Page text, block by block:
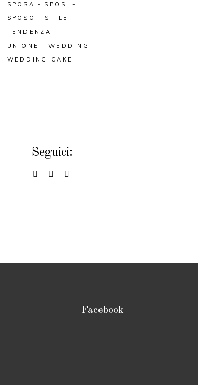
SPOSA
SPOSI
SPOSO
STILE
TENDENZA
UNIONE
WEDDING
WEDDING CAKE
Seguici:
Facebook